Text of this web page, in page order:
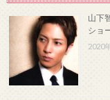
山下
ショ
2020